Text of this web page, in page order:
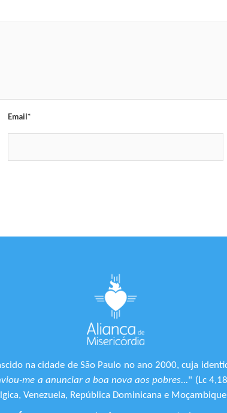
Email*
na cidade de São Paulo no ano 2000, cuja
me a anunciar a boa nova aos pobres..." (Lc
Venezuela, República Dominicana e